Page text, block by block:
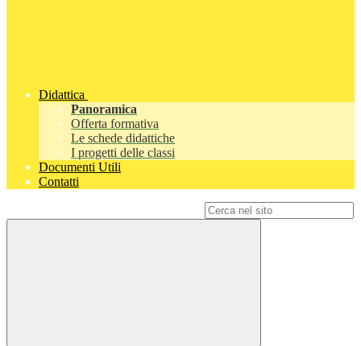
Didattica
Panoramica
Offerta formativa
Le schede didattiche
I progetti delle classi
Documenti Utili
Contatti